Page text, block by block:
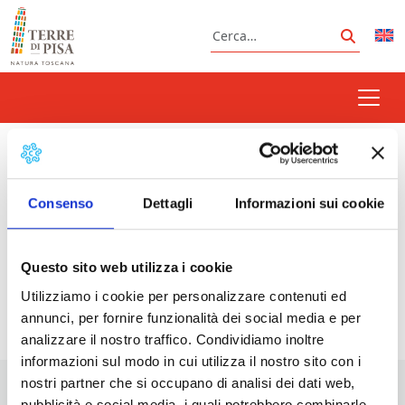
Consenso Dettagli Informazioni sui cookie
Questo sito web utilizza i cookie
Utilizziamo i cookie per personalizzare contenuti ed
annunci, per fornire funzionalità dei social media e per
analizzare il nostro traffico. Condividiamo inoltre
informazioni sul modo in cui utilizza il nostro sito con i
nostri partner che si occupano di analisi dei dati web,
Vai al contenuto
Cerca
Cerca
via nunziatina
Prossimi eventi
<li>Non ci sono eventi con questo tag</li>